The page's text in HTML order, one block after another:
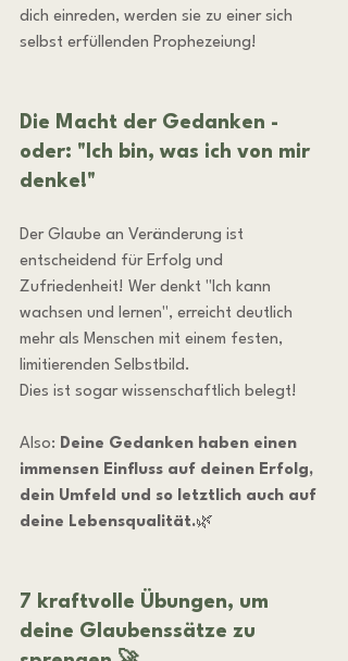
dich einreden, werden sie zu einer sich
selbst erfüllenden Prophezeiung!
Die Macht der Gedanken -
oder: "Ich bin, was ich von mir
denke!"
Der Glaube an Veränderung ist
entscheidend für Erfolg und
Zufriedenheit! Wer denkt "Ich kann
wachsen und lernen", erreicht deutlich
mehr als Menschen mit einem festen,
limitierenden Selbstbild.
Dies ist sogar wissenschaftlich belegt!
Also: Deine Gedanken haben einen
immensen Einfluss auf deinen Erfolg,
dein Umfeld und so letztlich auch auf
deine Lebensqualität.🌿
7 kraftvolle Übungen, um
deine Glaubenssätze zu